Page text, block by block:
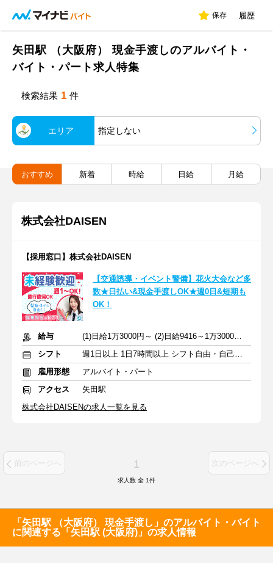
保存 履歴
矢田駅 （大阪府） 現金手渡しのアルバイト・
バイト・パート求人特集
検索結果 1 件
エリア 指定しない
おすすめ 新着 時給 日給 月給
株式会社DAISEN
【採用窓口】株式会社DAISEN
【交通誘導・イベント警備】花火大会など多
数★日払い&現金手渡しOK★週0日&短期も
OK！
給与
(1)日給1万3000円～ (2)日給9416～1万3000円 +交通費全額
シフト
週1日以上 1日7時間以上 シフト自由・自己申告
雇用形態
アルバイト・パート
アクセス
矢田駅
株式会社DAISENの求人一覧を見る
前のページへ 1 次のページへ
求人数 全 1件
「矢田駅 （大阪府） 現金手渡し」のアルバイト・バイト
に関連する「矢田駅 (大阪府)」の求人情報